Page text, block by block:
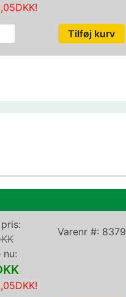
!
Varenr #: 8379
nu:
!